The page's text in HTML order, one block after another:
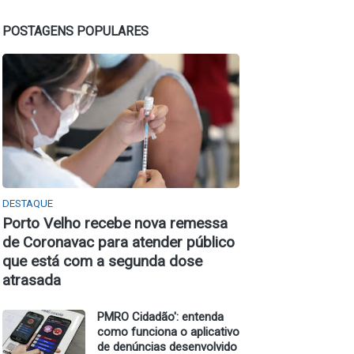
POSTAGENS POPULARES
DESTAQUE
Porto Velho recebe nova remessa
de Coronavac para atender público
que está com a segunda dose
atrasada
PMRO Cidadão': entenda
como funciona o aplicativo
de denúncias desenvolvido